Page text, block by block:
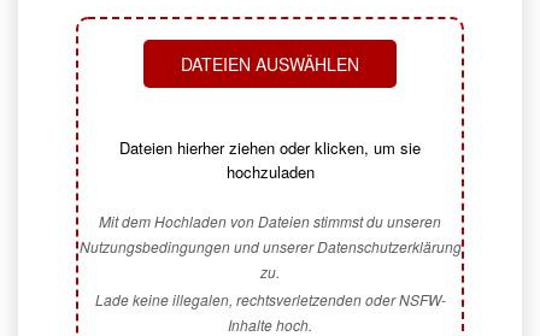
DATEIEN AUSWÄHLEN
Dateien hierher ziehen oder klicken, um sie
hochzuladen
Mit dem Hochladen von Dateien stimmst du unseren
Nutzungsbedingungen und unserer Datenschutzerklärung
zu.
Lade keine illegalen, rechtsverletzenden oder NSFW-
Inhalte hoch.